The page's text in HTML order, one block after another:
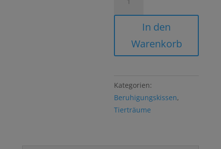
Beruhigungskissen
Hunde/Katzen
Menge
In den
Warenkorb
Kategorien:
Beruhigungskissen,
Tierträume